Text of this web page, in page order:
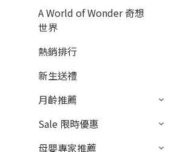
A World of Wonder 奇想
世界
熱銷排行
新生送禮
月齡推薦
Sale 限時優惠
母嬰專家推薦